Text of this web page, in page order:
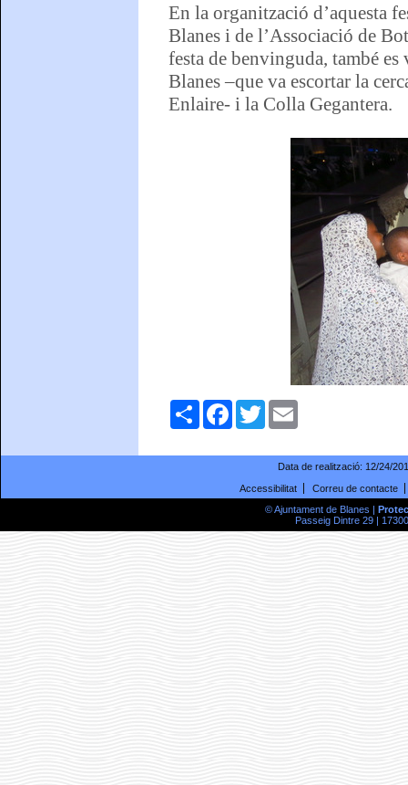
En la organització d’aquesta
Blanes i de l’Associació de
festa de benvinguda, també
Blanes –que va escortar la
Enlaire- i la Colla Gegantera.
ComparteixFacebookTwitter
Data de realització: 12/24/
Accessibilitat
Correu de contacte
© Ajuntament de Blanes |
Passeig Dintre 29 |